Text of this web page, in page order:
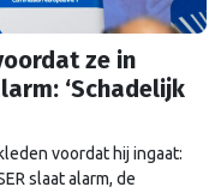
ze in
‘Schadelijk
voordat hij ingaat:
slaat alarm, de